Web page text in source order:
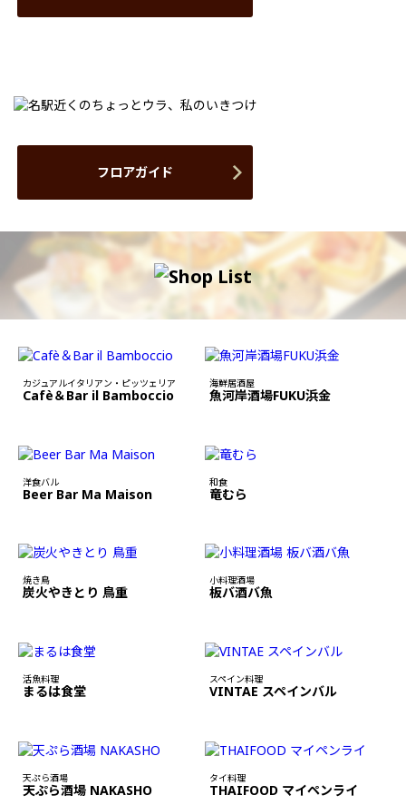
フロアガイド
カジュアルイタリアン・ピッツェリア
Cafè＆Bar il Bamboccio
海鮮居酒屋
魚河岸酒場FUKU浜金
洋食バル
Beer Bar Ma Maison
和食
竜むら
焼き鳥
炭火やきとり 鳥重
小料理酒場
板バ酒バ魚
活魚料理
まるは食堂
スペイン料理
VINTAE スペインバル
天ぷら酒場
天ぷら酒場 NAKASHO
タイ料理
THAIFOOD マイペンライ